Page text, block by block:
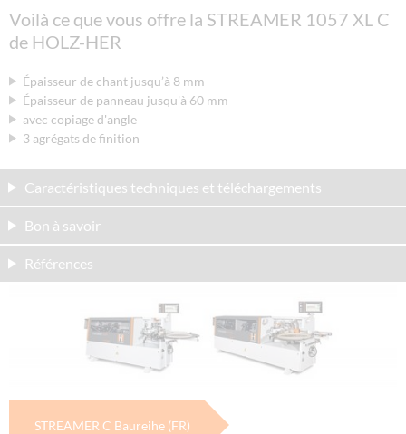
Voilà ce que vous offre la STREAMER 1057 XL C
de HOLZ-HER
Épaisseur de chant jusqu’à 8 mm
Épaisseur de panneau jusqu'à 60 mm
avec copiage d'angle
3 agrégats de finition
Caractéristiques techniques et téléchargements
Bon à savoir
Références
STREAMER C Baureihe (FR)